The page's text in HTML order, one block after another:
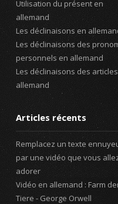
Utilisation du présent en
allemand
Les déclinaisons en
Les déclinaisons des
personnels en allemand
Les déclinaisons des
allemand
Articles récents
Remplacez un texte
par une vidéo que vous
adorer
Vidéo en allemand : Farm
Tiere - George Orwell